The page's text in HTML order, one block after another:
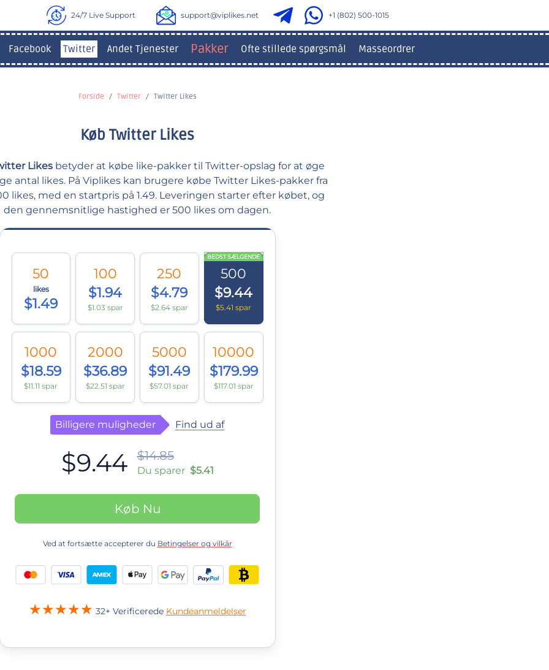
24/7 Live Support support@viplikes.net +1 (802) 500-1015
Facebook Twitter Andet Tjenester Pakker Ofte stillede spørgsmål Masseordrer
Forside Twitter Twitter Likes
Køb Twitter Likes
Likes betyder at købe like-pakker til Twitter-opslag for at øge
antal likes. På Viplikes kan brugere købe Twitter Likes-pakker fra
likes, med en startpris på 1.49. Leveringen starter efter købet, og
den gennemsnitlige hastighed er 500 likes om dagen.
50
likes
$1.49
100
$1.94
$1.03 spar
250
$4.79
$2.64 spar
BEDST SÆLGENDE
500
$9.44
$5.41 spar
1000
$18.59
$11.11 spar
2000
$36.89
$22.51 spar
5000
$91.49
$57.01 spar
10000
$179.99
$117.01 spar
Billigere muligheder Find ud af
$9.44 $14.85
Du sparer $5.41
Køb Nu
Ved at fortsætte accepterer du Betingelser og vilkår
32+ Verificerede Kundeanmeldelser